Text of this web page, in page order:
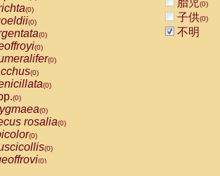
(0)
(0)
(0)
(0)
(0)
(0)
(0)
(0)
(0)
rosalia(0)
(0)
(0)
(0)
胎児(0)
子供(0)
不明